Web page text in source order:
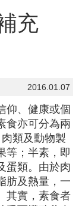
充
2016.01.07
仰、健康或個
食亦可分為兩
類及動物製
等；半素，即
蛋類。由於肉
肪及熱量，一
其實，素食者